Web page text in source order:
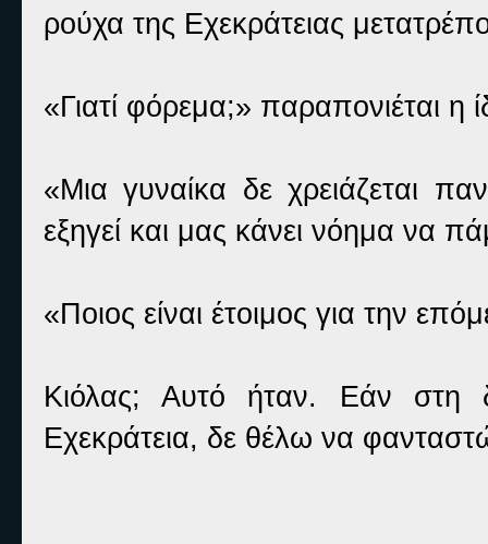
ρούχα της Εχεκράτειας
«Γιατί φόρεμα;» παραπονιέται η
«Μια γυναίκα δε χρειάζεται
εξηγεί και μας κάνει νόημα να
«Ποιος είναι έτοιμος για την
Κιόλας; Αυτό ήταν. Εάν στη
Εχεκράτεια, δε θέλω να